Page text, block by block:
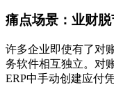
痛点场景：业财
许多企业即使有了对
务软件相互独立。对
ERP中手动创建应付